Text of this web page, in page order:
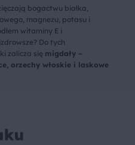
bogactwu białka,
magnezu, potasu i
witaminy E i
Do tych
zalicza się migdały –
orzechy włoskie i laskowe